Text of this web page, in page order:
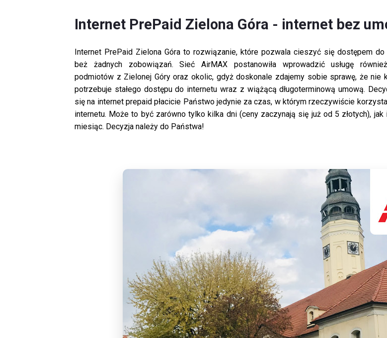
Internet PrePaid Zielona Góra - internet bez
Internet PrePaid Zielona Góra to rozwiązanie, które pozwala cieszyć się dostępem
beż żadnych zobowiązań. Sieć AirMAX postanowiła wprowadzić usługę
podmiotów z Zielonej Góry oraz okolic, gdyż doskonale zdajemy sobie sprawę, że nie
potrzebuje stałego dostępu do internetu wraz z wiążącą długoterminową umową.
się na internet prepaid płacicie Państwo jedynie za czas, w którym rzeczywiście
internetu. Może to być zarówno tylko kilka dni (ceny zaczynają się już od 5 złotych), jak
miesiąc. Decyzja należy do Państwa!